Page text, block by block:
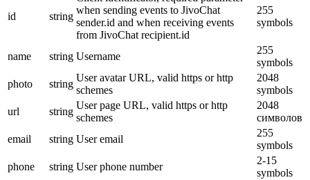
id string
when sending events to JivoChat
sender.id and when receiving events
from JivoChat recipient.id
255
symbols
name string Username
255
symbols
photo
string
User avatar URL, valid https or http
schemes
2048
symbols
url
string
User page URL, valid https or http
schemes
2048
символов
email
string User email
255
symbols
phone
string User phone number
2-15
symbols